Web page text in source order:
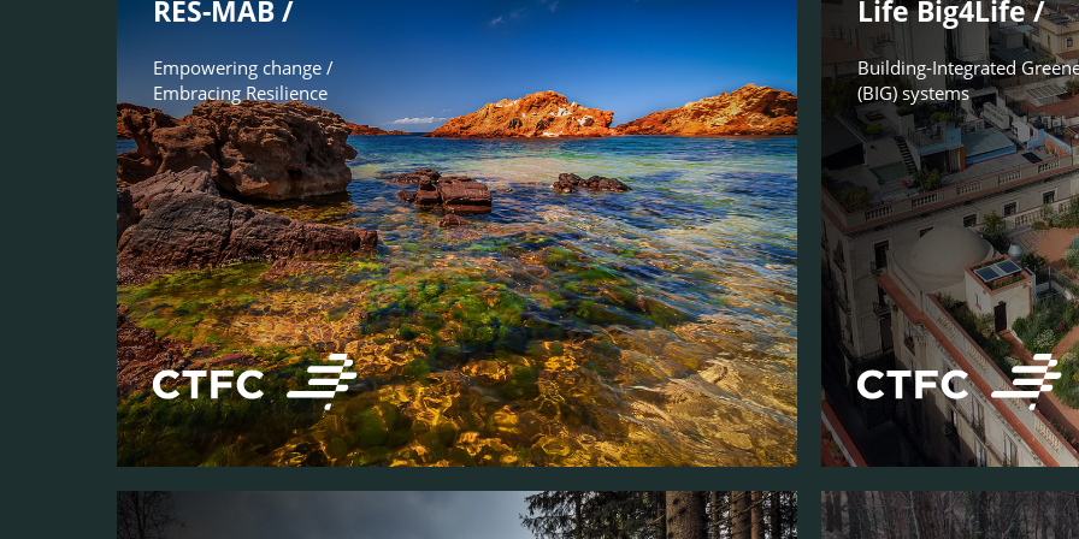
RES-MAB /
Empowering change /
Embracing Resilience
Life Big4Life /
Building-Integrated
(BIG) systems